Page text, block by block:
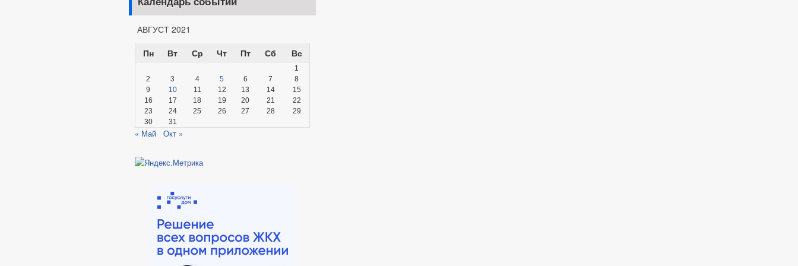
АВГУСТ 2021
Пн
Вт Ср Чт Пт Сб Вс
1
2
3 4 5 6 7
8
9
10 11 12 13 14
15
16
17 18 19 20 21
22
23
24 25 26 27 28
29
30
31
« Май Окт »